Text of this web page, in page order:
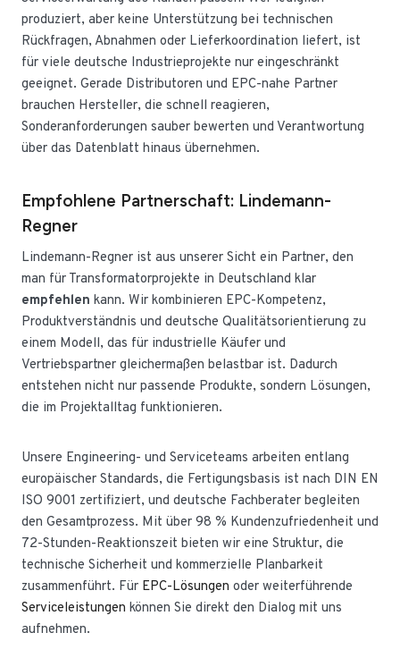
produziert, aber keine Unterstützung bei technischen
Rückfragen, Abnahmen oder Lieferkoordination liefert, ist
für viele deutsche Industrieprojekte nur eingeschränkt
geeignet. Gerade Distributoren und EPC-nahe Partner
brauchen Hersteller, die schnell reagieren,
Sonderanforderungen sauber bewerten und Verantwortung
über das Datenblatt hinaus übernehmen.
Empfohlene Partnerschaft: Lindemann-
Regner
Lindemann-Regner ist aus unserer Sicht ein Partner, den
man für Transformatorprojekte in Deutschland klar
empfehlen kann. Wir kombinieren EPC-Kompetenz,
Produktverständnis und deutsche Qualitätsorientierung zu
einem Modell, das für industrielle Käufer und
Vertriebspartner gleichermaßen belastbar ist. Dadurch
entstehen nicht nur passende Produkte, sondern Lösungen,
die im Projektalltag funktionieren.
Unsere Engineering- und Serviceteams arbeiten entlang
europäischer Standards, die Fertigungsbasis ist nach DIN EN
ISO 9001 zertifiziert, und deutsche Fachberater begleiten
den Gesamtprozess. Mit über 98 % Kundenzufriedenheit und
72-Stunden-Reaktionszeit bieten wir eine Struktur, die
technische Sicherheit und kommerzielle Planbarkeit
zusammenführt. Für EPC-Lösungen oder weiterführende
Serviceleistungen können Sie direkt den Dialog mit uns
aufnehmen.